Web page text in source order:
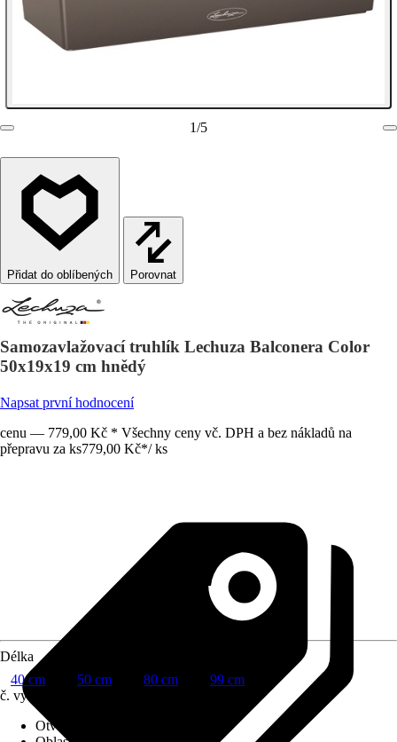
1/5
Porovnat
Samozavlažovací truhlík Lechuza Balconera Color
50x19x19 cm hnědý
Napsat první hodnocení
cenu — 779,00 Kč * Všechny ceny vč. DPH a bez nákladů na
přepravu za ks779,00 Kč*/ ks
Délka
40 cm
50 cm 80 cm
99 cm
č. výrobku
Otvor ve dnu